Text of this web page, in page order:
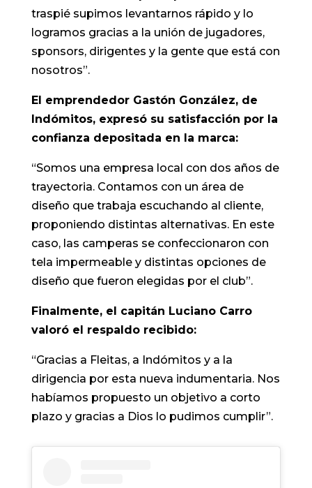
traspié supimos levantarnos rápido y lo
logramos gracias a la unión de jugadores,
sponsors, dirigentes y la gente que está con
nosotros”.
El emprendedor Gastón González, de
Indómitos, expresó su satisfacción por la
confianza depositada en la marca:
“Somos una empresa local con dos años de
trayectoria. Contamos con un área de
diseño que trabaja escuchando al cliente,
proponiendo distintas alternativas. En este
caso, las camperas se confeccionaron con
tela impermeable y distintas opciones de
diseño que fueron elegidas por el club”.
Finalmente, el capitán Luciano Carro
valoró el respaldo recibido:
“Gracias a Fleitas, a Indómitos y a la
dirigencia por esta nueva indumentaria. Nos
habíamos propuesto un objetivo a corto
plazo y gracias a Dios lo pudimos cumplir”.